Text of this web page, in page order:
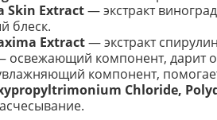
Skin Extract— экстракт
блеск.
Extract— экстракт
освежающий компонент, дарит
компонент,
Chloride,